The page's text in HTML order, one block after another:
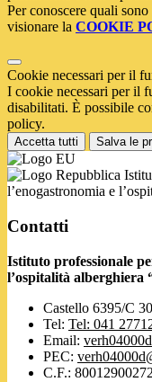
Per conoscere quali
visionare la COOKIE
Cookie necessari per il
I cookie necessari per il
disabilitati. È possibile
policy.
Accetta tutti Salva le
l’enogastronomia e
Contatti
Istituto professionale
l’ospitalità alberghiera
Castello 6395/C
Tel: Tel: 041
Email:
PEC:
C.F.: 80012900272